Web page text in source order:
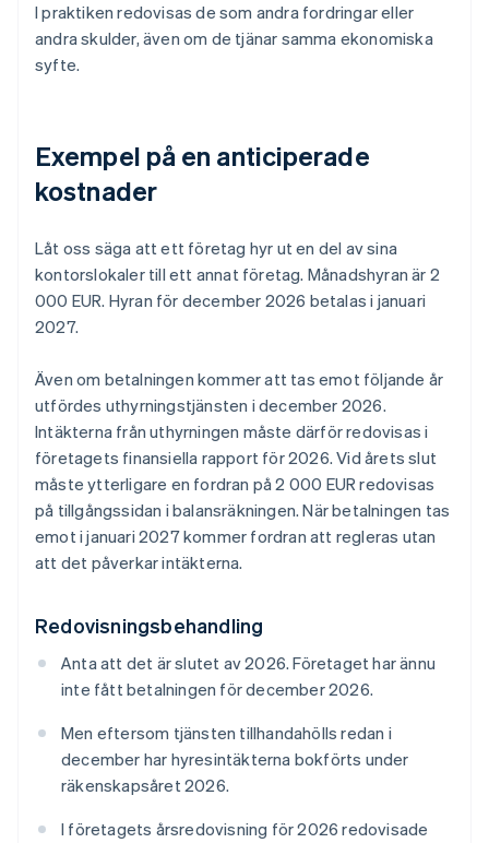
I praktiken redovisas de som andra fordringar eller
andra skulder, även om de tjänar samma ekonomiska
syfte.
Exempel på en anticiperade
kostnader
Låt oss säga att ett företag hyr ut en del av sina
kontorslokaler till ett annat företag. Månadshyran är 2
000 EUR. Hyran för december 2026 betalas i januari
2027.
Även om betalningen kommer att tas emot följande år
utfördes uthyrningstjänsten i december 2026.
Intäkterna från uthyrningen måste därför redovisas i
företagets finansiella rapport för 2026. Vid årets slut
måste ytterligare en fordran på 2 000 EUR redovisas
på tillgångssidan i balansräkningen. När betalningen tas
emot i januari 2027 kommer fordran att regleras utan
att det påverkar intäkterna.
Redovisningsbehandling
Anta att det är slutet av 2026. Företaget har ännu
inte fått betalningen för december 2026.
Men eftersom tjänsten tillhandahölls redan i
december har hyresintäkterna bokförts under
räkenskapsåret 2026.
I företagets årsredovisning för 2026 redovisade